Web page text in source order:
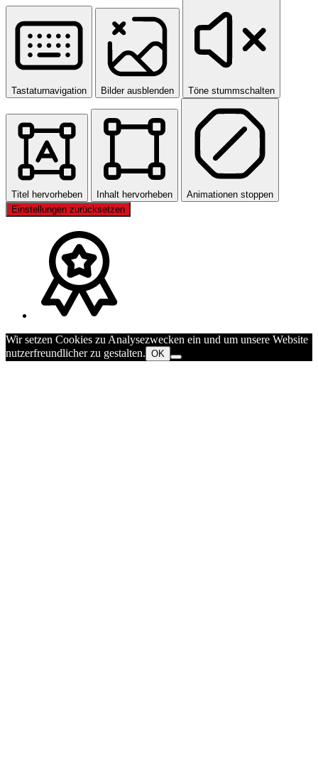
Tastaturnavigation Bilder ausblenden Töne stummschalten
Titel hervorheben Inhalt hervorheben
Animationen stoppen
Einstellungen zurücksetzen
Wir setzen Cookies zu Analysezwecken ein und um unsere Website
nutzerfreundlicher zu gestalten. OK